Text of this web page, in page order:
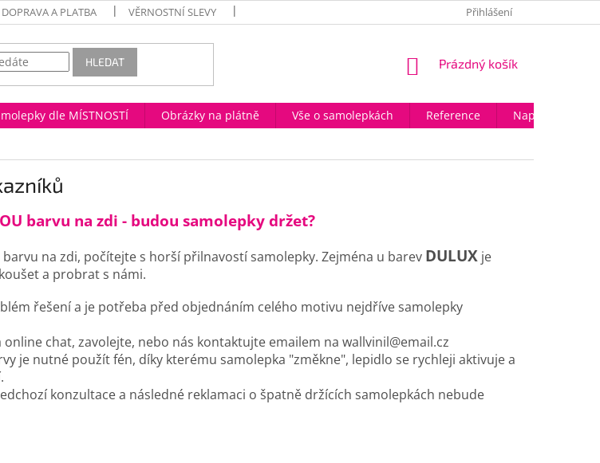
DOPRAVA A PLATBA VĚRNOSTNÍ SLEVY VELKOOBCHODNÍ SPOLUPRÁCE
Přihlášení
HLEDAT
NÁKUPNÍ
Prázdný košík
dle MÍSTNOSTÍ Obrázky na plátně Vše o samolepkách Reference
Napište nám
barvu na zdi - budou samolepky držet?
na zdi, počítejte s horší přilnavostí samolepky. Zejména u barev DULUX je
a probrat s námi.
řešení a je potřeba před objednáním celého motivu nejdříve samolepky
chat, zavolejte, nebo nás kontaktujte emailem na wallvinil@email.cz
je nutné použít fén, díky kterému samolepka "změkne", lepidlo se rychleji aktivuje a
konzultace a následné reklamaci o špatně držících samolepkách nebude